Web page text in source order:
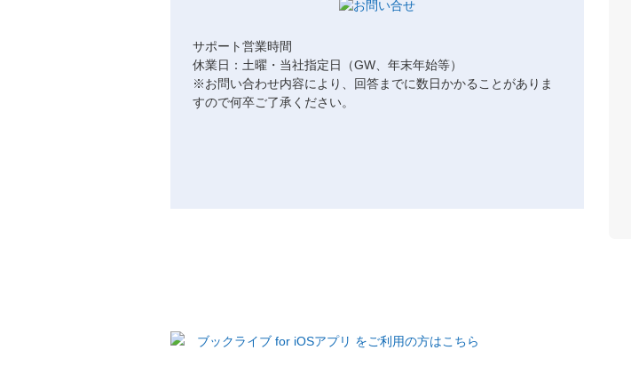
サポート営業時間
休業日：土曜・当社指定日（GW、年末年始等）
※お問い合わせ内容により、回答までに数日かかることがありま
すので何卒ご了承ください。
ブックライブ for iOSアプリ をご利用の方はこちら